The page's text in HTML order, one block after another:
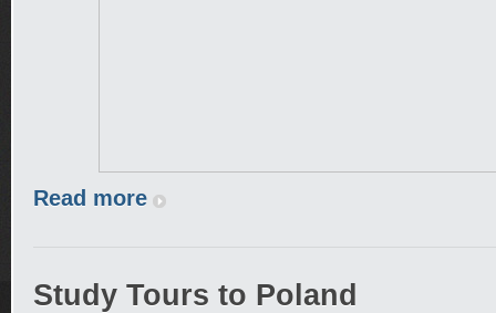
Read more
Study Tours to Poland